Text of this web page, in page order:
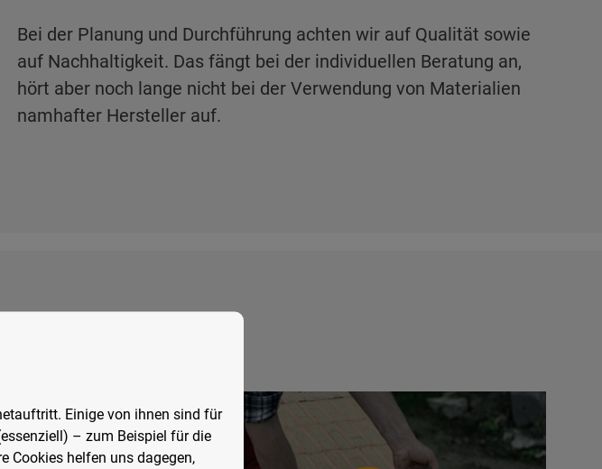
Bei der Planung und Durchführung achten wir auf Qualität sowie
auf Nachhaltigkeit. Das fängt bei der individuellen Beratung an,
hört aber noch lange nicht bei der Verwendung von Materialien
namhafter Hersteller auf.
Einige von ihnen sind für
– zum Beispiel für die
Cookies helfen uns dagegen,